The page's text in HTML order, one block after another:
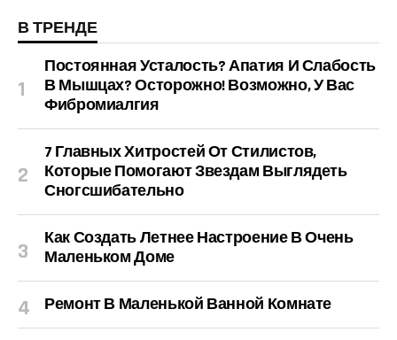
В ТРЕНДЕ
Постоянная Усталость? Апатия И Слабость
В Мышцах? Осторожно! Возможно, У Вас
Фибромиалгия
7 Главных Хитростей От Стилистов,
Которые Помогают Звездам Выглядеть
Сногсшибательно
Как Создать Летнее Настроение В Очень
Маленьком Доме
Ремонт В Маленькой Ванной Комнате